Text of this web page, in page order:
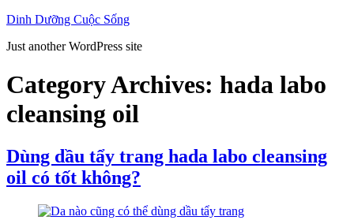
Skip
content
Dinh Dưỡng Cuộc Sống
Just another WordPress site
Category Archives: hada labo
cleansing oil
Dùng dầu tẩy trang hada labo cleansing
oil có tốt không?